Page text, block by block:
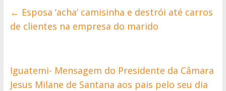
← Esposa ‘acha’ camisinha e destrói até carros
de clientes na empresa do marido
Iguatemi- Mensagem do Presidente da Câmara
Jesus Milane de Santana aos pais pelo seu dia